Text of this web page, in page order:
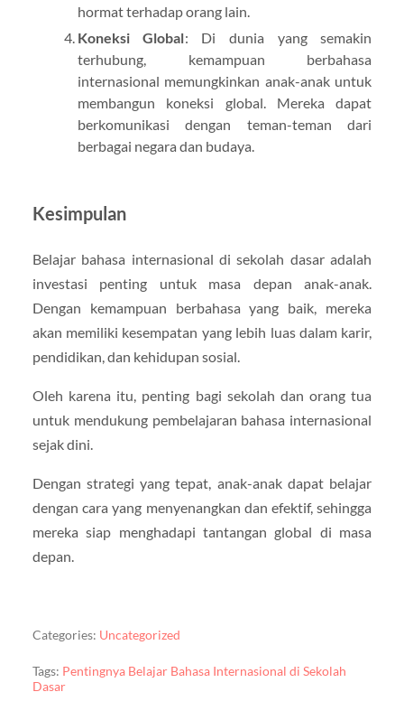
hormat terhadap orang lain.
Koneksi Global: Di dunia yang semakin
terhubung, kemampuan berbahasa
internasional memungkinkan anak-anak untuk
membangun koneksi global. Mereka dapat
berkomunikasi dengan teman-teman dari
berbagai negara dan budaya.
Kesimpulan
Belajar bahasa internasional di sekolah dasar adalah
investasi penting untuk masa depan anak-anak.
Dengan kemampuan berbahasa yang baik, mereka
akan memiliki kesempatan yang lebih luas dalam karir,
pendidikan, dan kehidupan sosial.
Oleh karena itu, penting bagi sekolah dan orang tua
untuk mendukung pembelajaran bahasa internasional
sejak dini.
Dengan strategi yang tepat, anak-anak dapat belajar
dengan cara yang menyenangkan dan efektif, sehingga
mereka siap menghadapi tantangan global di masa
depan.
Categories: Uncategorized
Tags: Pentingnya Belajar Bahasa Internasional di Sekolah
Dasar